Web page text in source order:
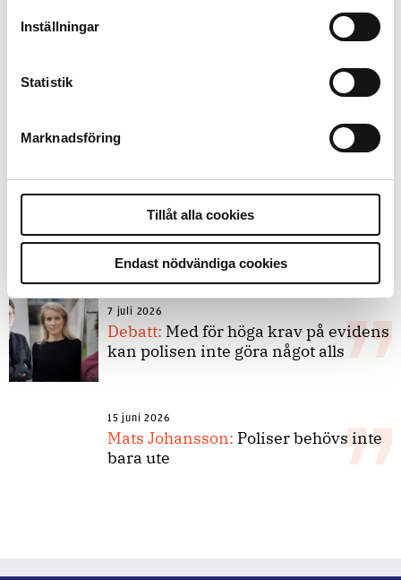
Inställningar
Statistik
Marknadsföring
Tillåt alla cookies
Endast nödvändiga cookies
Debatt
forskarnas motiv
Replik:Det är inte evidenskrav som
bakbinder polisen
7 juli 2026
Debatt: Med för höga krav på evidens
kan polisen inte göra något alls
15 juni 2026
Mats Johansson: Poliser behövs inte
bara ute